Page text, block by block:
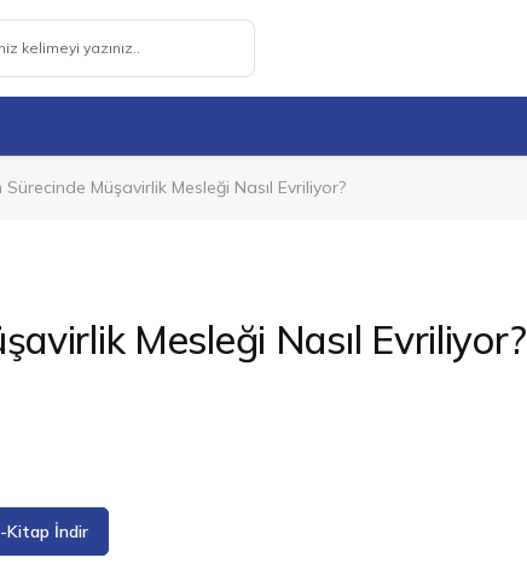
Sürecinde Müşavirlik Mesleği Nasıl Evriliyor?
Mesleği Nasıl Evriliyor?
Kitap İndir